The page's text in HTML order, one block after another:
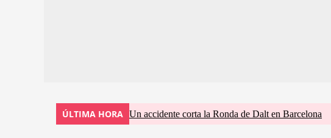
ÚLTIMA HORA Un accidente corta la Ronda de Dalt en Barcelona